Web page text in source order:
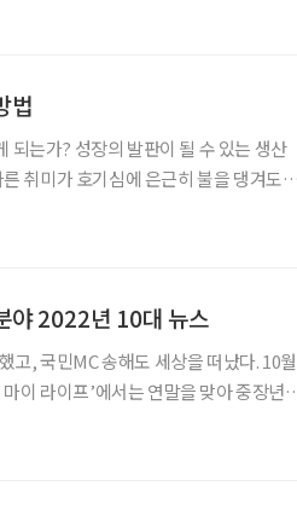
법
되는가? 성장의 발판이 될 수 있는 생산
취미가 호기심에 은근히 불을 댕겨도
야 2022년 10대 뉴스
고, 국민MC 송해도 세상을 떠났다. 10월
이 라이프’에서는 연말을 맞아 중장년